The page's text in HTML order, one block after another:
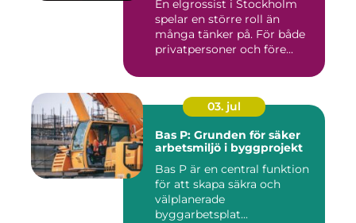
En elgrossist i Stockholm
spelar en större roll än
många tänker på. För både
privatpersoner och före...
03. jul
Bas P: Grunden för säker
arbetsmiljö i byggprojekt
Bas P är en central funktion
för att skapa säkra och
välplanerade
byggarbetsplat...